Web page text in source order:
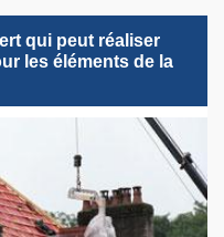
qui peut réaliser
les éléments de la